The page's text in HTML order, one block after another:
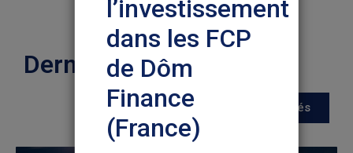
Dernières actualités
Toutes les actualités
l’investissement
dans les FCP
de Dôm
Finance
(France)